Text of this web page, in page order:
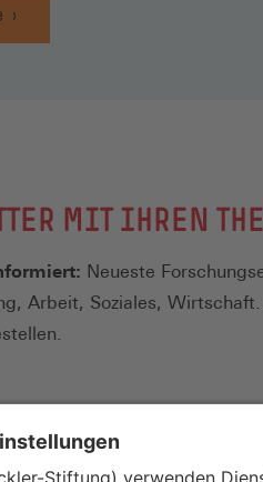
MIT IHREN
Neueste
Arbeit, Soziales,